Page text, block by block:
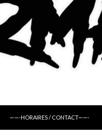
——-HORAIRES / CONTACT——-